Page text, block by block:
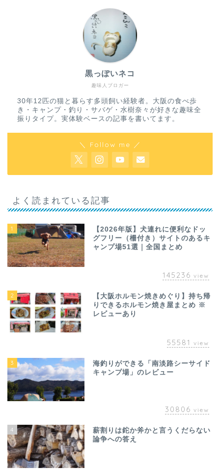
趣味人ブロガー
黒っぽいネコ
30年12匹の猫と暮らす多頭飼い経験者。大阪の食べ歩
き・キャンプ・釣り・サバゲ・水樹奈々が好きな趣味全
振りタイプ。実体験ベースの記事を書いてます。
＼ Follow me ／
よく読まれている記事
1
【2026年版】犬連れに便利なドッ
グフリー（柵付き）サイトのあるキ
ャンプ場51選｜全国まとめ
145236 view
2
【大阪ホルモン焼きめぐり】持ち帰
りできるホルモン焼き屋まとめ ※
レビューあり
55581 view
3
海釣りができる「南淡路シーサイド
キャンプ場」のレビュー
30806 view
4
薪割りは鉈か斧かと言うくだらない
論争への答え